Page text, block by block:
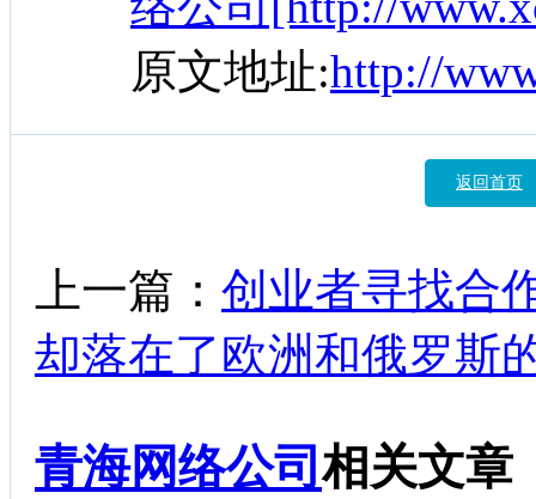
原文地址:http://
返回首页
上一篇： 创业者寻找合
却落在了欧洲和俄罗斯
青海网络公司相关文章